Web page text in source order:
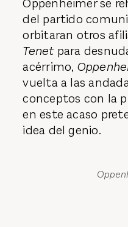
Oppenheimer se
del partido
orbitaran otros
Tenetpara
acérrimo,
vuelta a las
conceptos con la
en este acaso
idea del genio.